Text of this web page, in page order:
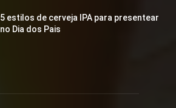
5 estilos de cerveja IPA para presentear
no Dia dos Pais